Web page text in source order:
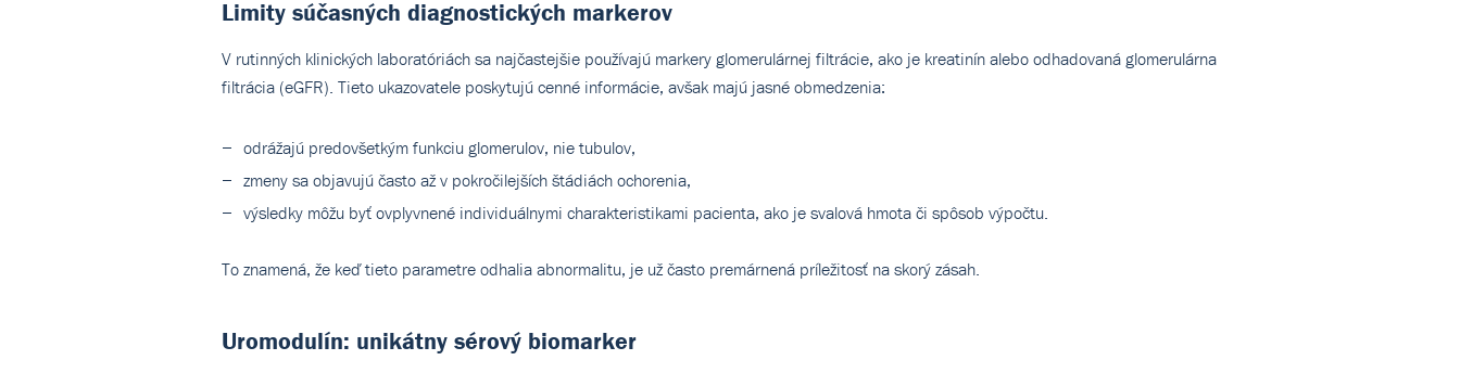
Limity súčasných diagnostických markerov
V rutinných klinických laboratóriách sa najčastejšie používajú markery glomerulárnej filtrácie, ako je kreatinín alebo odhadovaná glomerulárna
filtrácia (eGFR). Tieto ukazovatele poskytujú cenné informácie, avšak majú jasné obmedzenia:
odrážajú predovšetkým funkciu glomerulov, nie tubulov,
zmeny sa objavujú často až v pokročilejších štádiách ochorenia,
výsledky môžu byť ovplyvnené individuálnymi charakteristikami pacienta, ako je svalová hmota či spôsob výpočtu.
To znamená, že keď tieto parametre odhalia abnormalitu, je už často premárnená príležitosť na skorý zásah.
Uromodulín: unikátny sérový biomarker